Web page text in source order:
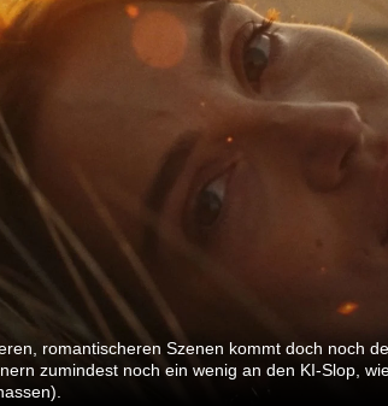
romantischeren Szenen kommt doch noch
zumindest noch ein wenig an den KI-Slop,